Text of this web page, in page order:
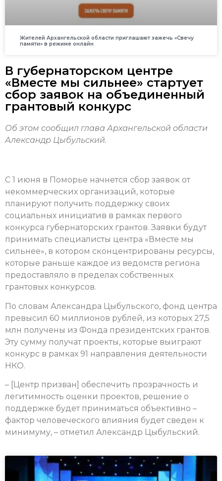
Жителей Архангельской области приглашают зажечь «Свечу
памяти» в режиме онлайн
В губернаторском центре
«Вместе мы сильнее» стартует
сбор заявок на объединенный
грантовый конкурс
Об этом сообщил глава Архангельской области
Александр Цыбульский.
С 1 июня в Поморье начнется сбор заявок от
некоммерческих организаций, которые
планируют получить поддержку своих
социальных инициатив в рамках первого
конкурса губернаторских грантов. Заявки будут
принимать специалисты центра «Вместе мы
сильнее», в котором сконцентрированы ресурсы,
которые раньше каждое из ведомств региона
предоставляло в пределах собственных
грантовых конкурсов.
По словам Александра Цыбульского, фонд центра
превысил 60 миллионов рублей, из которых 27,5
млн получены из Фонда президентских грантов.
Эту сумму получат проекты, которые выиграют
конкурс в рамках 91 направления деятельности
НКО.
– [Центр призван] обеспечить прозрачность и
легитимность оценки проектов, решение о
поддержке будет приниматься объективно –
фактор человеческого влияния будет сведен к
минимуму, – отметил Александр Цыбульский.